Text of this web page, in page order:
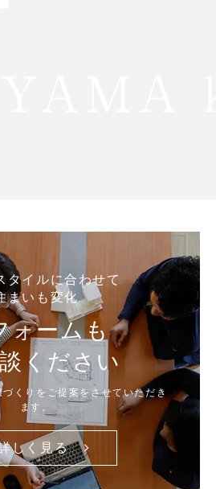
タイルに合わせて
まいも変化
ォームも
ください
くりをご提案をさせていただき
ます。
しく見る